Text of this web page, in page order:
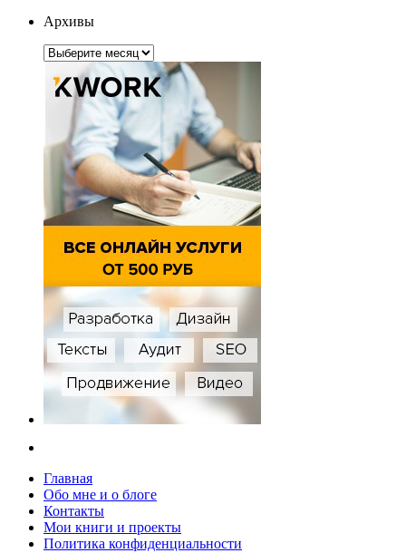
Архивы
Архивы
Главная
Обо мне и о блоге
Контакты
Мои книги и проекты
Политика конфиденциальности